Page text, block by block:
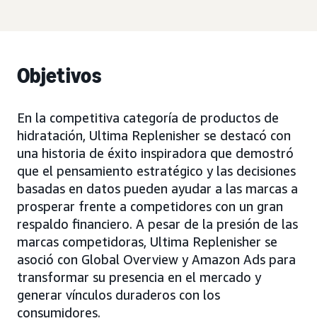
Objetivos
En la competitiva categoría de productos de
hidratación, Ultima Replenisher se destacó con
una historia de éxito inspiradora que demostró
que el pensamiento estratégico y las decisiones
basadas en datos pueden ayudar a las marcas a
prosperar frente a competidores con un gran
respaldo financiero. A pesar de la presión de las
marcas competidoras, Ultima Replenisher se
asoció con Global Overview y Amazon Ads para
transformar su presencia en el mercado y
generar vínculos duraderos con los
consumidores.